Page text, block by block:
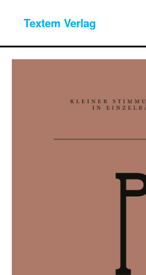
Textem Verlag